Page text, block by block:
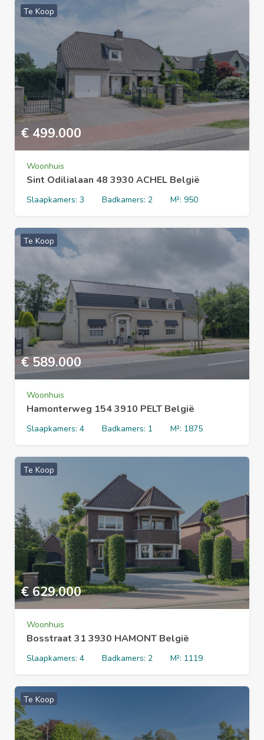
Te Koop
€ 499.000
Woonhuis
Sint Odilialaan 48 3930 ACHEL België
Slaapkamers: 3 Badkamers: 2 M²: 950
Te Koop
€ 589.000
Woonhuis
Hamonterweg 154 3910 PELT België
Slaapkamers: 4 Badkamers: 1 M²: 1875
Te Koop
€ 629.000
Woonhuis
Bosstraat 31 3930 HAMONT België
Slaapkamers: 4 Badkamers: 2 M²: 1119
Te Koop